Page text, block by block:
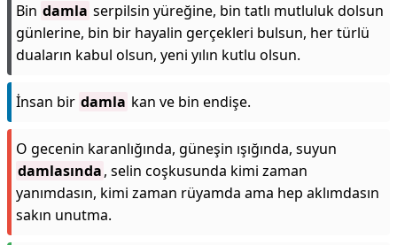
Bin damla serpilsin yüreğine, bin tatlı mutluluk dolsun
günlerine, bin bir hayalin gerçekleri bulsun, her türlü
duaların kabul olsun, yeni yılın kutlu olsun.
İnsan bir damla kan ve bin endişe.
O gecenin karanlığında, güneşin ışığında, suyun
damlasında, selin coşkusunda kimi zaman
yanımdasın, kimi zaman rüyamda ama hep aklımdasın
sakın unutma.